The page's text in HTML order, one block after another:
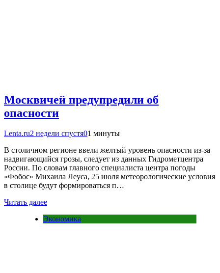
Москвичей предупредили об
опасности
Lenta.ru2 недели спустя01 минуты
В столичном регионе ввели желтый уровень опасности из-за
надвигающийся грозы, следует из данных Гидрометцентра
России. По словам главного специалиста центра погоды
«Фобос» Михаила Леуса, 25 июля метеорологические условия
в столице будут формироваться п…
Читать далее
Экономика